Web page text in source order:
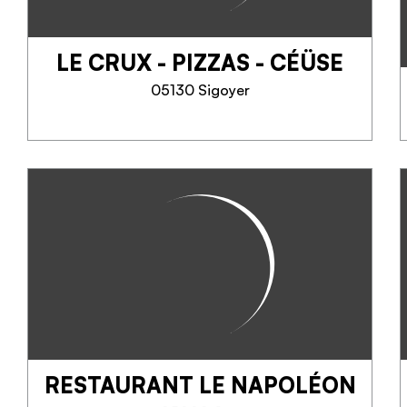
o una pausa gourmet equilibrata.
Sul...
SAPERNE DI PIÙ
LE CRUX - PIZZAS - CÉÜSE
05130 Sigoyer
LE CRUX - PIZZAS -
Situé au Col des Guérins, au
pied de la majestueuse falaise de
Céüse. Snack pizzas salades
desserts le midi. En semaine :
En we : pizza au plateau,...
RESTAURANT LE NAPOLÉON